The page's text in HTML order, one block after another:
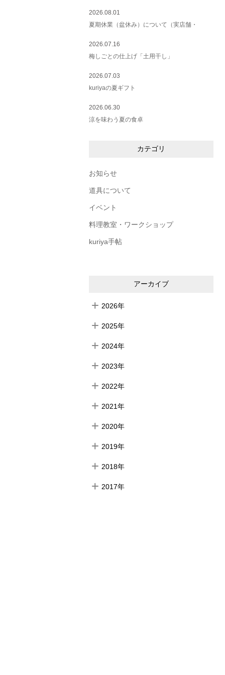
2026.08.01
夏期休業（盆休み）について（実店舗・
2026.07.16
梅しごとの仕上げ「土用干し」
2026.07.03
kuriyaの夏ギフト
2026.06.30
涼を味わう夏の食卓
カテゴリ
お知らせ
道具について
イベント
料理教室・ワークショップ
kuriya手帖
アーカイブ
2026年
2025年
2024年
2023年
2022年
2021年
2020年
2019年
2018年
2017年